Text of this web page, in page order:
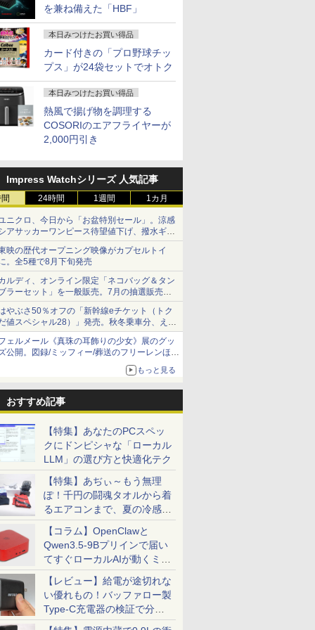
を兼ね備えた「HBF」
本日みつけたお買い得品
カード付きの「プロ野球チッ
プス」が24袋セットでオトク
本日みつけたお買い得品
熱風で揚げ物を調理する
COSORIのエアフライヤーが
2,000円引き
Impress Watchシリーズ 人気記事
24時間 1週間 1カ月
ニクロ、今日から「お盆特別セール」。涼感
アサッカーワンピース待望値下げ、撥水ギア
ョーツは1990円に
映の歴代オープニング映像がカプセルトイ
。全5種で8月下旬発売
ルディ、オンライン限定「ネコバッグ＆タン
ラーセット」を一般販売。7月の抽選販売の
選無効分
やぶさ50％オフの「新幹線eチケット（トク
値スペシャル28）」発売。秋冬乗車分、えき
っと限定
ェルメール《真珠の耳飾りの少女》展のグッ
公開。図録/ミッフィー/葬送のフリーレンほ
もっと見る
おすすめ記事
【特集】あなたのPCスペッ
クにドンピシャな「ローカル
LLM」の選び方と快適化テク
【特集】あぢぃ～もう無理
ぽ！千円の闘魂タオルから着
るエアコンまで、夏の冷感グ
ッズ一挙紹介
【コラム】OpenClawと
Qwen3.5-9Bプリインで届い
てすぐローカルAIが動くミニ
PC「SER9 Pro」
【レビュー】給電が途切れな
い優れもの！バッファロー製
Type-C充電器の検証で分か
ったこと